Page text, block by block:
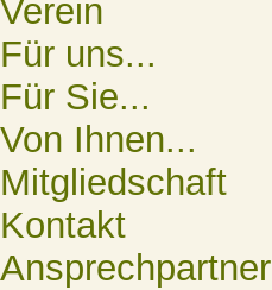
Verein
Für uns...
Für Sie...
Von Ihnen...
Mitgliedschaft
Kontakt
Ansprechpartner